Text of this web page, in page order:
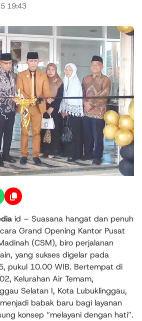
19:43
id – Suasana hangat dan penuh
Grand Opening Kantor Pusat
(CSM), biro perjalanan
yang sukses digelar pada
pukul 10.00 WIB. Bertempat di
Kelurahan Air Temam,
Selatan I, Kota Lubuklinggau,
babak baru bagi layanan
konsep “melayani dengan hati”.